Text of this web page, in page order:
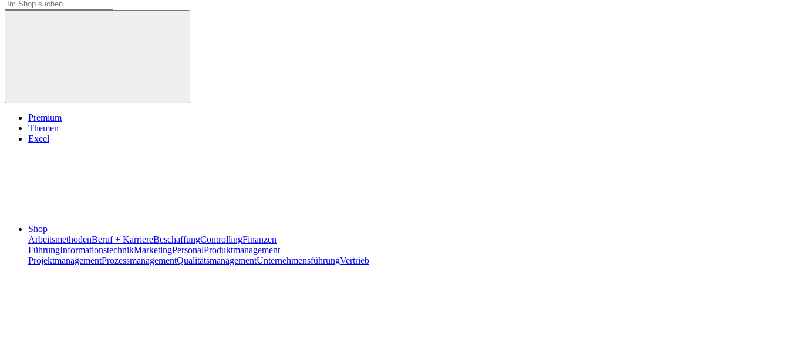
Premium
Themen
Excel
Shop
ArbeitsmethodenBeruf + KarriereBeschaffungControllingFinanzen
FührungInformationstechnikMarketingPersonalProduktmanagement
ProjektmanagementProzessmanagementQualitätsmanagementUnternehmensführungVertrieb